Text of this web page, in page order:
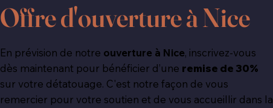
Offre d'ouverture à Nice
En prévision de notre ouverture à Nice, inscrivez-vous
dès maintenant pour bénéficier d’une remise de 30%
sur votre détatouage. C'est notre façon de vous
remercier pour votre soutien et de vous accueillir dans la